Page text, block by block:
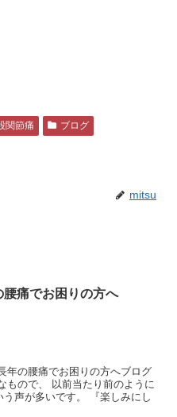
関節痛 ブログ
mitsu
腰痛でお困りの方へ
年の腰痛でお困りの方へブログ
もので、 以前当たり前のように
声が多いです。 『楽しみにし